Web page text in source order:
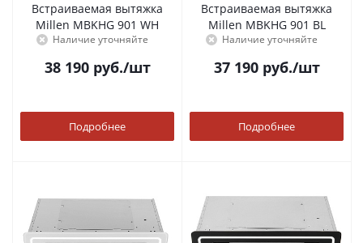
Встраиваемая вытяжка
Millen MBKHG 901 WH
Наличие уточняйте
38 190руб./шт
Подробнее
Встраиваемая вытяжка
Millen MBKHG 901 BL
Наличие уточняйте
37 190руб./шт
Подробнее